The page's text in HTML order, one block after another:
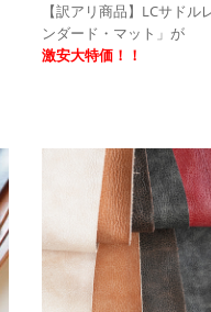
【訳アリ商品】LCサドル
ンダード・マット」が
激安大特価！！